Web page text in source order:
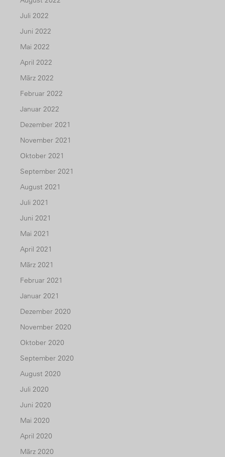
Juli 2022
Juni 2022
Mai 2022
April 2022
März 2022
Februar 2022
Januar 2022
Dezember 2021
November 2021
Oktober 2021
September 2021
August 2021
Juli 2021
Juni 2021
Mai 2021
April 2021
März 2021
Februar 2021
Januar 2021
Dezember 2020
November 2020
Oktober 2020
September 2020
August 2020
Juli 2020
Juni 2020
Mai 2020
April 2020
März 2020